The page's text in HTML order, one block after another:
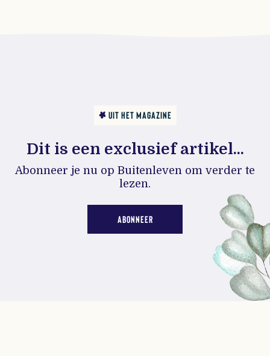
Dit is een exclusief artikel...
Abonneer je nu op Buitenleven om verder te
lezen.
ABONNEER
UIT HET MAGAZINE